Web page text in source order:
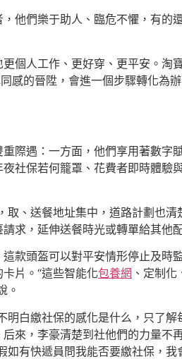
們樂于助人、臨危不懼，有的
個人工作、更好穿、更平安。淘
感的晉陞，會進一個步驟轉化為
際遇：一方面，他們享用著數字
社保若何籠罩、花費者即時體驗
取、送餐地址集中，道路計劃也
求，延伸送餐時光或轉單給其他
款頭盔可以對平安情形停止及時
片。“這些智能化包養網 、定制
。
明白繳社保的感化是什么，只了解
來，李豪清楚到社他們的力量不
有快遞員問我能否要繳社保，我